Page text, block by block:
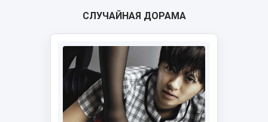
СЛУЧАЙНАЯ ДОРАМА